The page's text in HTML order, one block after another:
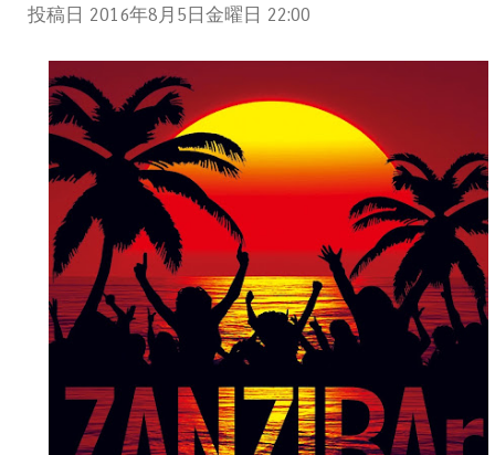
投稿日 2016年8月5日金曜日 22:00